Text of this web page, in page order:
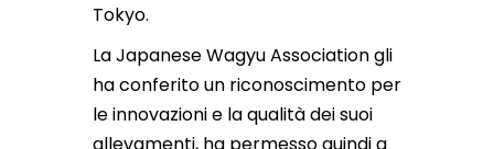
Tokyo.
La Japanese Wagyu Association gli
ha conferito un riconoscimento per
le innovazioni e la qualità dei suoi